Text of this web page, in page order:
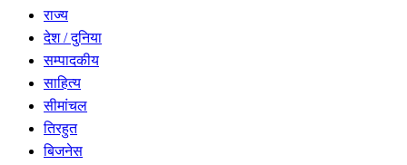
राज्य
देश / दुनिया
सम्पादकीय
साहित्य
सीमांचल
तिरहुत
बिजनेस